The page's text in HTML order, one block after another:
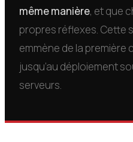
même manière, et que
propres réflexes. Cette
emmène de la
jusqu’au déploiement
serveurs.